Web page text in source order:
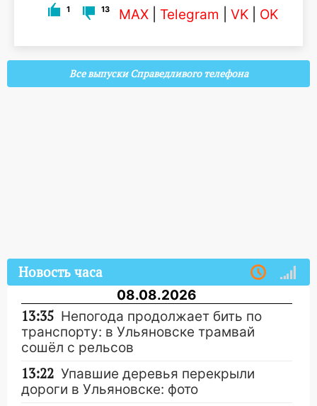
1 13 MAX Telegram VK OK
Все выпуски Справедливого телефона
Новость часа
08.08.2026
13:35 Непогода продолжает бить по
транспорту: в Ульяновске трамвай
сошёл с рельсов
13:22 Упавшие деревья перекрыли
дороги в Ульяновске: фото